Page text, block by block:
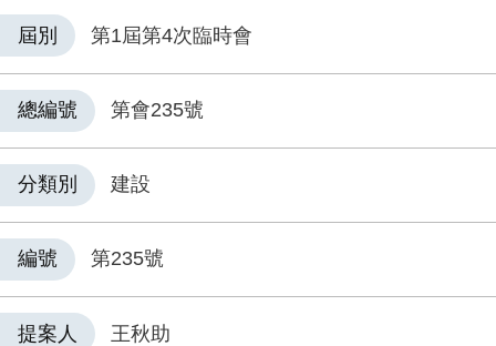
屆別 第1屆第4次臨時會
總編號 第會235號
分類別 建設
編號 第235號
提案人 王秋助